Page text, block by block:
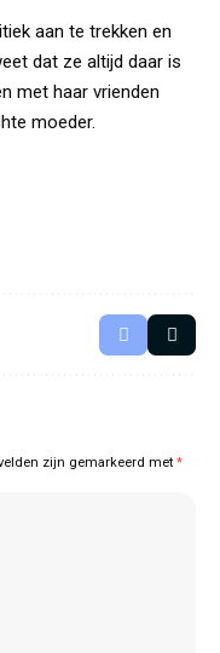
aan te trekken en
dat ze altijd daar is
met haar vrienden
moeder.
zijn gemarkeerd met *